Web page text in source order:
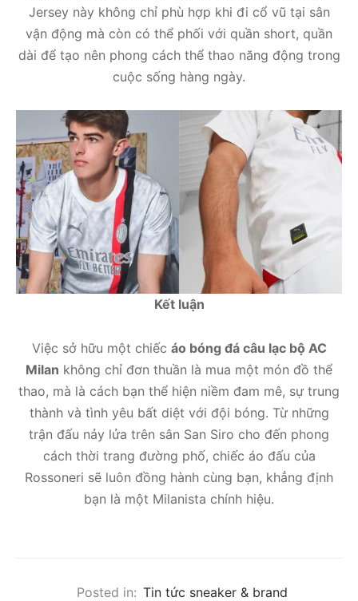
Jersey này không chỉ phù hợp khi đi cổ vũ tại sân
vận động mà còn có thể phối với quần short, quần
dài để tạo nên phong cách thể thao năng động trong
cuộc sống hàng ngày.
Kết luận
Việc sở hữu một chiếc áo bóng đá câu lạc bộ AC
Milan không chỉ đơn thuần là mua một món đồ thể
thao, mà là cách bạn thể hiện niềm đam mê, sự trung
thành và tình yêu bất diệt với đội bóng. Từ những
trận đấu nảy lửa trên sân San Siro cho đến phong
cách thời trang đường phố, chiếc áo đấu của
Rossoneri sẽ luôn đồng hành cùng bạn, khẳng định
bạn là một Milanista chính hiệu.
Posted in: Tin tức sneaker & brand